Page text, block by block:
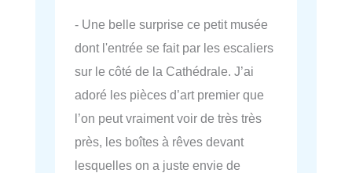
- Une belle surprise ce petit musée
dont l'entrée se fait par les escaliers
sur le côté de la Cathédrale. J’ai
adoré les pièces d’art premier que
l’on peut vraiment voir de très très
près, les boîtes à rêves devant
lesquelles on a juste envie de